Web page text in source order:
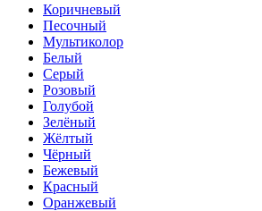
Коричневый
Песочный
Мультиколор
Белый
Серый
Розовый
Голубой
Зелёный
Жёлтый
Чёрный
Бежевый
Красный
Оранжевый